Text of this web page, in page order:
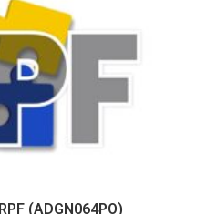
(ADGN064PO)